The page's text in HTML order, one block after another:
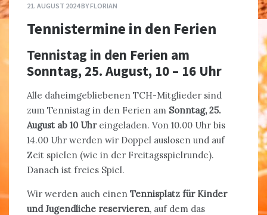
21. AUGUST 2024BYFLORIAN
Tennistermine in den Ferien
Tennistag in den Ferien am
Sonntag, 25. August, 10 – 16 Uhr
Alle daheimgebliebenen TCH-Mitglieder sind
zum Tennistag in den Ferien am Sonntag, 25.
August ab 10 Uhr eingeladen. Von 10.00 Uhr bis
14.00 Uhr werden wir Doppel auslosen und auf
Zeit spielen (wie in der Freitagsspielrunde).
Danach ist freies Spiel.
Wir werden auch einen Tennisplatz für Kinder
und Jugendliche reservieren, auf dem das